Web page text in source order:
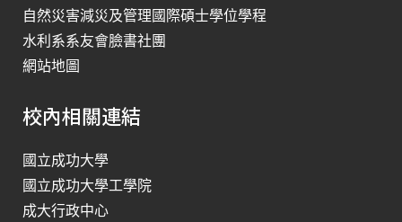
自然災害減災及管理國際碩士學位學程
水利系系友會臉書社團
網站地圖
校內相關連結
國立成功大學
國立成功大學工學院
成大行政中心